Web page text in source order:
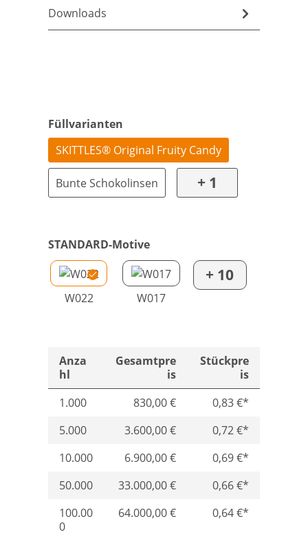
Downloads
Füllvarianten
SKITTLES® Original Fruity Candy
Bunte Schokolinsen + 1
STANDARD-Motive
W022 W017
+ 10
Anza
hl
Gesamtpre
is
Stückpre
is
1.000
830,00 €
0,83 €*
5.000
3.600,00 €
0,72 €*
10.000
6.900,00 €
0,69 €*
50.000
33.000,00 €
0,66 €*
100.00
0
64.000,00 € 0,64 €*